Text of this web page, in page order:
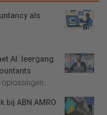
als
AI: leergang
bij ABN AMRO